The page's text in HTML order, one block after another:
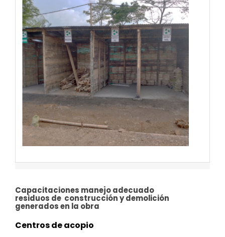
Capacitaciones manejo adecuado
residuos de construcción y demolición
generados en la obra
Centros de acopio